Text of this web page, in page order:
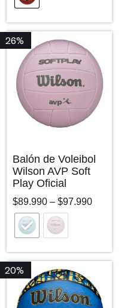
26%
Balón de Voleibol
Wilson AVP Soft
Play Oficial
$89.990 – $97.990
20%